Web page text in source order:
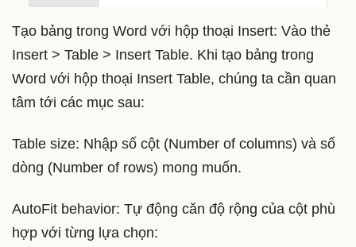
Tạo bảng trong Word với hộp thoại Insert: Vào thẻ
Insert > Table > Insert Table. Khi tạo bảng trong
Word với hộp thoại Insert Table, chúng ta cần quan
tâm tới các mục sau:
Table size: Nhập số cột (Number of columns) và số
dòng (Number of rows) mong muốn.
AutoFit behavior: Tự động căn độ rộng của cột phù
hợp với từng lựa chọn: